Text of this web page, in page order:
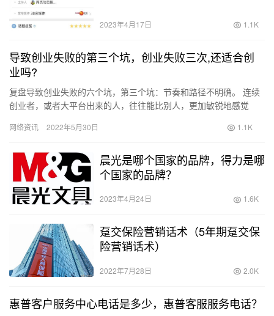
2023年4月17日 1.1K
导致创业失败的第三个坑，创业失败三次,还适合创
业吗?
复盘导致创业失败的六个坑，第三个坑：节奏和路径不明确。 连续
创业者，或者大平台出来的人，往往能比别人，更加敏锐地感觉
的就…
网络资讯 2022年5月30日 1.1K
晨光是哪个国家的品牌，得力是哪
个国家的品牌？
2023年4月24日 1.6K
趸交保险营销话术（5年期趸交保
险营销话术）
2022年7月28日 2.0K
惠普客户服务中心电话是多少，惠普客服服务电话？